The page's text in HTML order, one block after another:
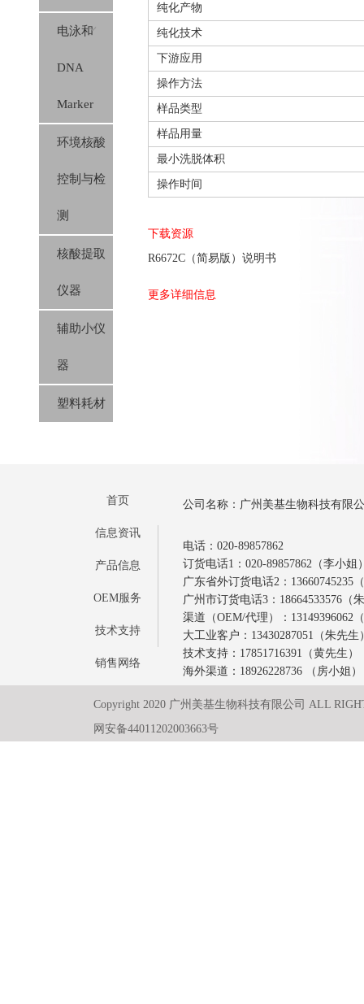
电泳和
DNA
Marker
环境核酸
控制与检
测
核酸提取
仪器
辅助小仪
器
塑料耗材
纯化产物
纯化技术
下游应用
操作方法
样品类型
样品用量
最小洗脱体积
操作时间
下载资源
R6672C（简易版）说明书
更多详细信息
首页
信息资讯
产品信息
OEM服务
技术支持
销售网络
公司名称：广州美基生物科技有限
电话：020-89857862
订货电话1：020-89857862（李小姐
广东省外订货电话2：13660745235
广州市订货电话3：18664533576（
渠道（OEM/代理）：13149396062
大工业客户：13430287051（朱先生
技术支持：17851716391（黄先生）
海外渠道：18926228736 （房小姐）
Copyright 2020 广州美基生物科技有限公司 ALL
网安备44011202003663号